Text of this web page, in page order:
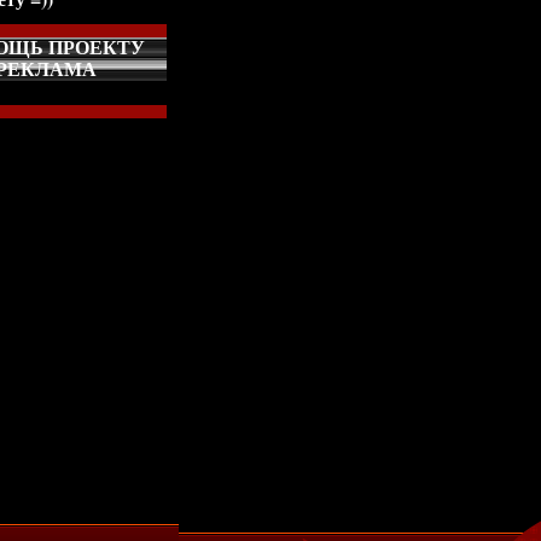
ПРОЕКТУ